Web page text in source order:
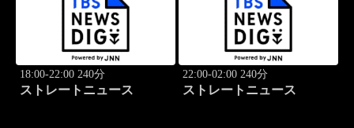
18:00-22:00 240分
ストレートニュース
22:00-02:00 240分
ストレートニュース